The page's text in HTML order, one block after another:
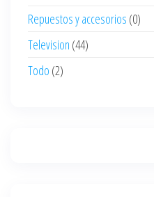
Repuestos y accesorios (0)
Television (44)
Todo (2)